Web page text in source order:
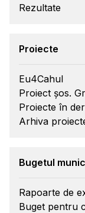
Rezultate
Proiecte
Eu4Cahul
Proiect șos.
Proiecte în
Arhiva
Bugetul
Rapoarte de
Buget pentru